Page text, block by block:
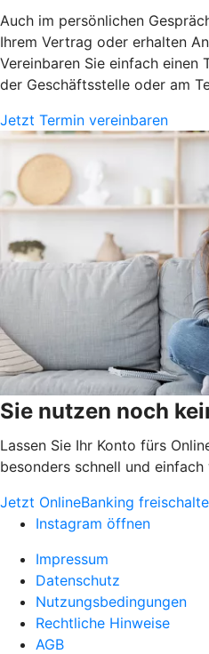
Auch im persönlichen
Ihrem Vertrag oder erhalten
Vereinbaren Sie einfach einen
der Geschäftsstelle oder am
Jetzt Termin vereinbaren
Sie nutzen noch
Lassen Sie Ihr Konto fürs
besonders schnell und
Jetzt OnlineBanking
Instagram öffnen
Impressum
Datenschutz
Nutzungsbedingungen
Rechtliche Hinweise
AGB